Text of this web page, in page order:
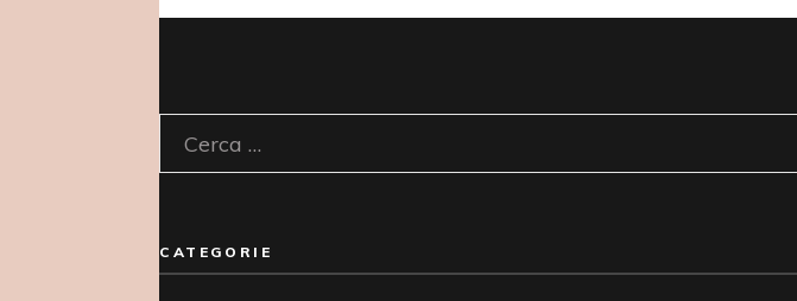
Ricerca
per:
CATEGORIE